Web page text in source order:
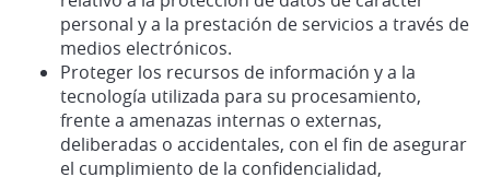
personal y a la prestación de servicios a través de
medios electrónicos.
Proteger los recursos de información y a la
tecnología utilizada para su procesamiento,
frente a amenazas internas o externas,
deliberadas o accidentales, con el fin de asegurar
el cumplimiento de la confidencialidad,